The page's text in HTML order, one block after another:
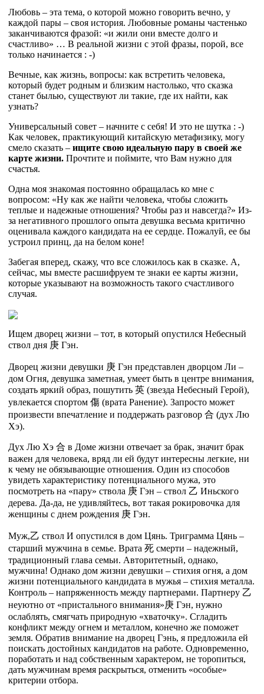
Любовь – эта тема, о которой можно говорить вечно, у
каждой пары – своя история. Любовные романы частенько
заканчиваются фразой: «и жили они вместе долго и
счастливо» … В реальной жизни с этой фразы, порой, все
только начинается : -)
Вечные, как жизнь, вопросы: как встретить человека,
который будет родным и близким настолько, что сказка
станет былью, существуют ли такие, где их найти, как
узнать?
Универсальный совет – начните с себя! И это не шутка : -)
Как человек, практикующий китайскую метафизику, могу
смело сказать – ищите свою идеальную пару в своей же
карте жизни. Прочтите и поймите, что Вам нужно для
счастья.
Одна моя знакомая постоянно обращалась ко мне с
вопросом: «Ну как же найти человека, чтобы сложить
теплые и надежные отношения? Чтобы раз и навсегда?» Из-
за негативного прошлого опыта девушка весьма критично
оценивала каждого кандидата на ее сердце. Пожалуй, ее бы
устроил принц, да на белом коне!
Забегая вперед, скажу, что все сложилось как в сказке. А,
сейчас, мы вместе расшифруем те знаки ее карты жизни,
которые указывают на возможность такого счастливого
случая.
Ищем дворец жизни – тот, в который опустился Небесный
ствол дня 庚 Гэн.
Дворец жизни девушки 庚 Гэн представлен дворцом Ли –
дом Огня, девушка заметная, умеет быть в центре внимания,
создать яркий образ, пошутить 英 (звезда Небесный Герой),
увлекается спортом 傷 (врата Ранение). Запросто может
произвести впечатление и поддержать разговор 合 (дух Лю
Хэ).
Дух Лю Хэ 合 в Доме жизни отвечает за брак, значит брак
важен для человека, вряд ли ей будут интересны легкие, ни
к чему не обязывающие отношения. Один из способов
увидеть характеристику потенциального мужа, это
посмотреть на «пару» ствола 庚 Гэн – ствол 乙 Иньского
дерева. Да-да, не удивляйтесь, вот такая рокировочка для
женщины с днем рождения 庚 Гэн.
Муж,乙 ствол И опустился в дом Цянь. Триграмма Цянь –
старший мужчина в семье. Врата 死 смерти – надежный,
традиционный глава семьи. Авторитетный, однако,
мужчина! Однако дом жизни девушки – стихия огня, а дом
жизни потенциального кандидата в мужья – стихия металла.
Контроль – напряженность между партнерами. Партнеру 乙
неуютно от «пристального внимания»庚 Гэн, нужно
ослаблять, смягчать природную «хваточку». Сгладить
конфликт между огнем и металлом, конечно же поможет
земля. Обратив внимание на дворец Гэнь, я предложила ей
поискать достойных кандидатов на работе. Одновременно,
поработать и над собственным характером, не торопиться,
дать мужчинам время раскрыться, отменить «особые»
критерии отбора.